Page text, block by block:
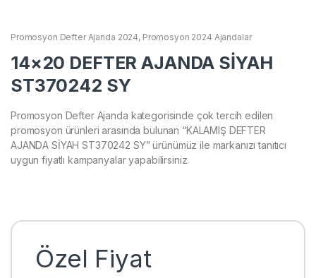
Promosyon Defter Ajanda 2024, Promosyon 2024 Ajandalar
14×20 DEFTER AJANDA SİYAH
ST370242 SY
Promosyon Defter Ajanda kategorisinde çok tercih edilen
promosyon ürünleri arasında bulunan “KALAMIŞ DEFTER
AJANDA SİYAH ST370242 SY” ürünümüz ile markanızı tanıtıcı
uygun fiyatlı kampanyalar yapabilirsiniz.
Özel Fiyat